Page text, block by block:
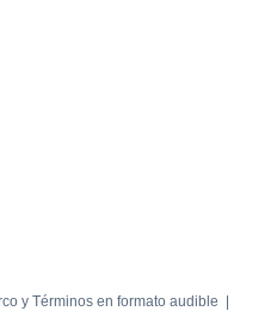
y Términos en formato audible